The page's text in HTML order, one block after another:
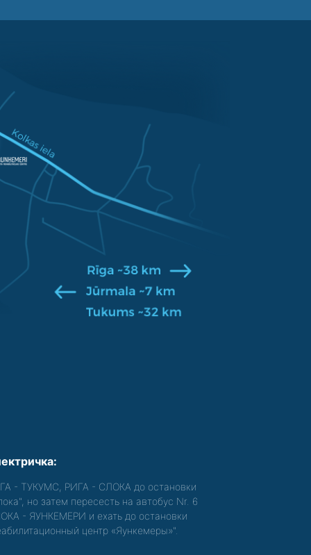
- ТУКУМС, РИГА - СЛОКА до остановки
но затем пересесть на автобус Nr. 6
- ЯУНКЕМЕРИ и ехать до остановки
центр «Яункемеры»".